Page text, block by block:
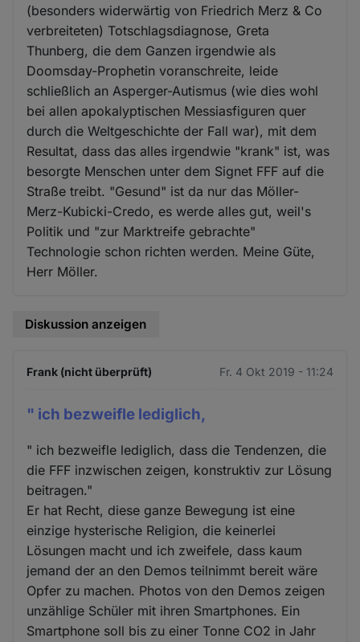
(besonders widerwärtig von Friedrich Merz & Co
verbreiteten) Totschlagsdiagnose, Greta
Thunberg, die dem Ganzen irgendwie als
Doomsday-Prophetin voranschreite, leide
schließlich an Asperger-Autismus (wie dies wohl
bei allen apokalyptischen Messiasfiguren quer
durch die Weltgeschichte der Fall war), mit dem
Resultat, dass das alles irgendwie "krank" ist, was
besorgte Menschen unter dem Signet FFF auf die
Straße treibt. "Gesund" ist da nur das Möller-
Merz-Kubicki-Credo, es werde alles gut, weil's
Politik und "zur Marktreife gebrachte"
Technologie schon richten werden. Meine Güte,
Herr Möller.
Diskussion anzeigen
Frank (nicht überprüft) Fr. 4 Okt 2019 - 11:24
" ich bezweifle lediglich,
" ich bezweifle lediglich, dass die Tendenzen, die
die FFF inzwischen zeigen, konstruktiv zur Lösung
beitragen."
Er hat Recht, diese ganze Bewegung ist eine
einzige hysterische Religion, die keinerlei
Lösungen macht und ich zweifele, dass kaum
jemand der an den Demos teilnimmt bereit wäre
Opfer zu machen. Photos von den Demos zeigen
unzählige Schüler mit ihren Smartphones. Ein
Smartphone soll bis zu einer Tonne CO2 in Jahr